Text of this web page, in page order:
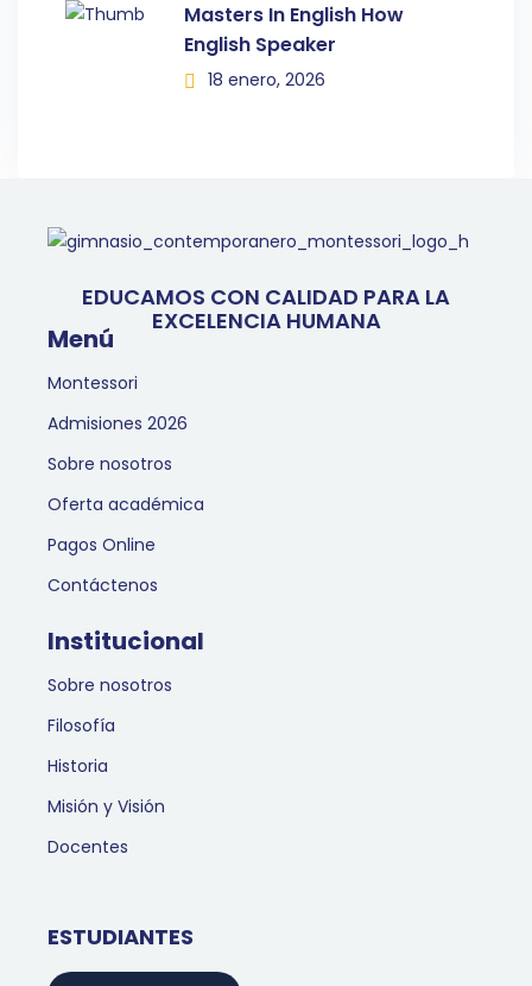
Masters In English How
English Speaker
18 enero, 2026
EDUCAMOS CON CALIDAD PARA LA
EXCELENCIA HUMANA
Menú
Montessori
Admisiones 2026
Sobre nosotros
Oferta académica
Pagos Online
Contáctenos
Institucional
Sobre nosotros
Filosofía
Historia
Misión y Visión
Docentes
ESTUDIANTES